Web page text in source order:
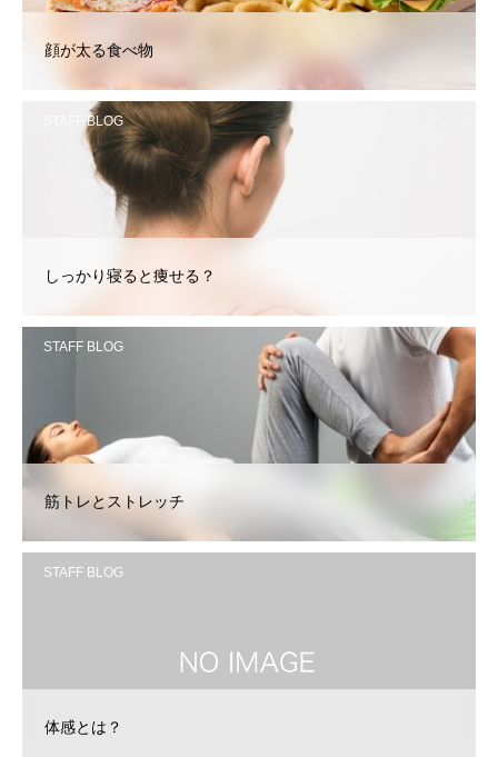
顔が太る食べ物
STAFF BLOG
しっかり寝ると痩せる？
STAFF BLOG
筋トレとストレッチ
STAFF BLOG
体感とは？